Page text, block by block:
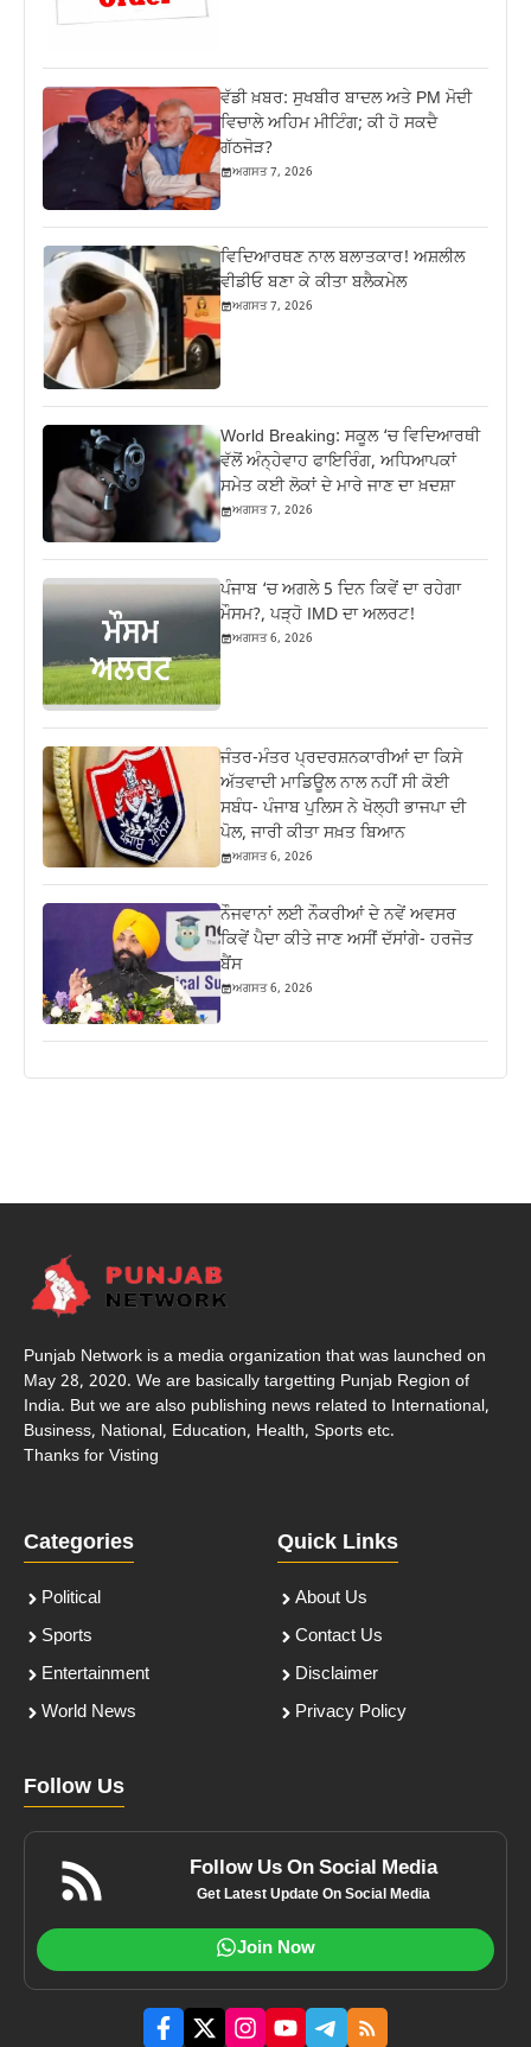
ਵੱਡੀ ਖ਼ਬਰ: ਸੁਖਬੀਰ ਬਾਦਲ ਅਤੇ PM ਮੋਦੀ
ਵਿਚਾਲੇ ਅਹਿਮ ਮੀਟਿੰਗ; ਕੀ ਹੋ ਸਕਦੈ
ਗੱਠਜੋੜ?
ਅਗਸਤ 7, 2026
ਵਿਦਿਆਰਥਣ ਨਾਲ ਬਲਾਤਕਾਰ! ਅਸ਼ਲੀਲ
ਵੀਡੀਓ ਬਣਾ ਕੇ ਕੀਤਾ ਬਲੈਕਮੇਲ
ਅਗਸਤ 7, 2026
World Breaking: ਸਕੂਲ ‘ਚ ਵਿਦਿਆਰਥੀ
ਵੱਲੋਂ ਅੰਨ੍ਹੇਵਾਹ ਫਾਇਰਿੰਗ, ਅਧਿਆਪਕਾਂ
ਸਮੇਤ ਕਈ ਲੋਕਾਂ ਦੇ ਮਾਰੇ ਜਾਣ ਦਾ ਖ਼ਦਸ਼ਾ
ਅਗਸਤ 7, 2026
ਪੰਜਾਬ ‘ਚ ਅਗਲੇ 5 ਦਿਨ ਕਿਵੇਂ ਦਾ ਰਹੇਗਾ
ਮੌਸਮ?, ਪੜ੍ਹੋ IMD ਦਾ ਅਲਰਟ!
ਅਗਸਤ 6, 2026
ਜੰਤਰ-ਮੰਤਰ ਪ੍ਰਦਰਸ਼ਨਕਾਰੀਆਂ ਦਾ ਕਿਸੇ
ਅੱਤਵਾਦੀ ਮਾਡਿਊਲ ਨਾਲ ਨਹੀਂ ਸੀ ਕੋਈ
ਸਬੰਧ- ਪੰਜਾਬ ਪੁਲਿਸ ਨੇ ਖੋਲ੍ਹੀ ਭਾਜਪਾ ਦੀ
ਪੋਲ, ਜਾਰੀ ਕੀਤਾ ਸਖ਼ਤ ਬਿਆਨ
ਅਗਸਤ 6, 2026
ਨੌਜਵਾਨਾਂ ਲਈ ਨੌਕਰੀਆਂ ਦੇ ਨਵੇਂ ਅਵਸਰ
ਕਿਵੇਂ ਪੈਦਾ ਕੀਤੇ ਜਾਣ ਅਸੀਂ ਦੱਸਾਂਗੇ- ਹਰਜੋਤ
ਬੈਂਸ
ਅਗਸਤ 6, 2026
Punjab Network is a media organization that was launched on
May 28, 2020. We are basically targetting Punjab Region of
India. But we are also publishing news related to International,
Business, National, Education, Health, Sports etc.
Thanks for Visting
Categories
Political
Sports
Entertainment
World News
Quick Links
About Us
Contact Us
Disclaimer
Privacy Policy
Follow Us
Follow Us On Social Media
Get Latest Update On Social Media
Join Now